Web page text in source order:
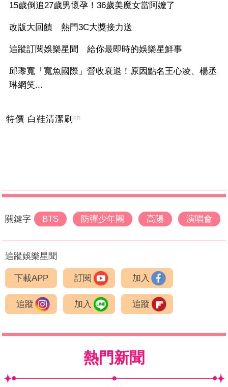
15歲倒追27歲男懷孕！36歲美魔女當阿嬤了
改版大回饋 熱門3C大獎接力送
追蹤訂閱娛樂星聞 給你最即時的娛樂星鮮事
邱瓈寬「寬魚國際」營收衰退！原因點名王心凌、楊丞
琳網笑...
特價 白鞋清潔刷 PR
關鍵字 BTS 防彈少年團 高陽 演唱會
追蹤娛樂星聞
下載APP 訂閱 加入
追蹤 加入 追蹤
熱門新聞